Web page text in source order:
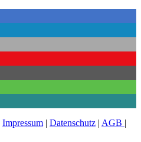
Impressum | Datenschutz | AGB |